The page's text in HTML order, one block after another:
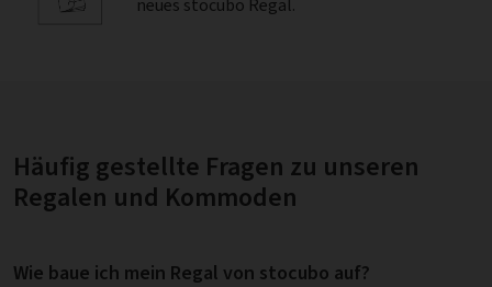
neues stocubo Regal.
Häufig gestellte Fragen zu unseren
Regalen und Kommoden
Wie baue ich mein Regal von stocubo auf?